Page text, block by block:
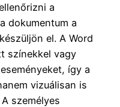
a
dokumentum a
el. A Word
színekkel vagy
így a
vizuálisan is
személyes